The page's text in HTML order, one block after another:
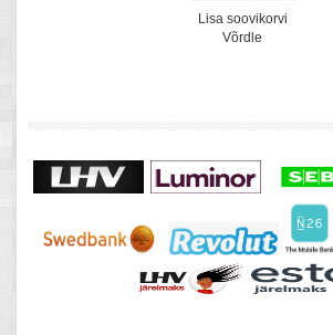
Lisa soovikorvi
Võrdle